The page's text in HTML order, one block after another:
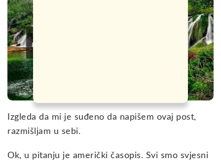
Izgleda da mi je suđeno da napišem ovaj post,
razmišljam u sebi.
Ok, u pitanju je američki časopis. Svi smo svjesni